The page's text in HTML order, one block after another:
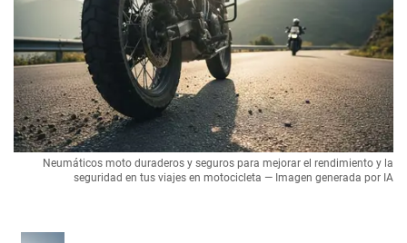
Neumáticos moto duraderos y seguros para mejorar el rendimiento y la
seguridad en tus viajes en motocicleta — Imagen generada por IA